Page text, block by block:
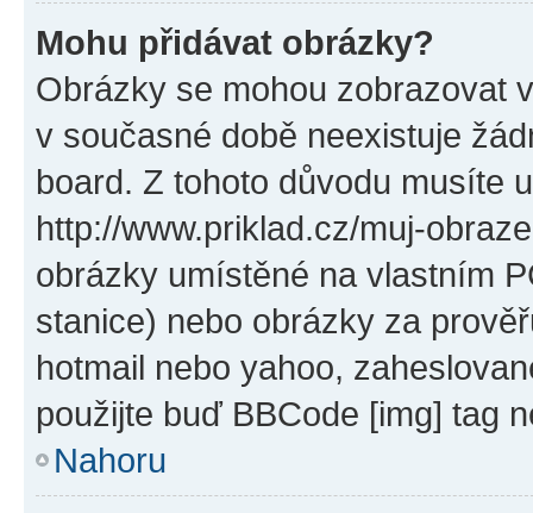
Mohu přidávat obrázky?
Obrázky se mohou zobrazovat
v současné době neexistuje
board. Z tohoto důvodu musíte
http://www.priklad.cz/muj-
obrázky umístěné na vlastním
stanice) nebo obrázky za
hotmail nebo yahoo,
použijte buď BBCode [img] tag
Nahoru